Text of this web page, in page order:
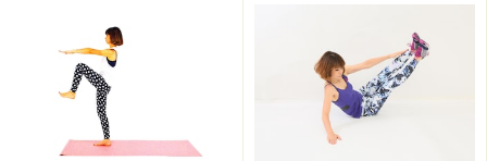
お腹のまわりの筋肉をまんべんなく刺激することができ
るのが、「ニートゥーチェスト」。高い負荷をかけるこ
とができるので、短期間で効果を出したい人におすすめ
の種目です。